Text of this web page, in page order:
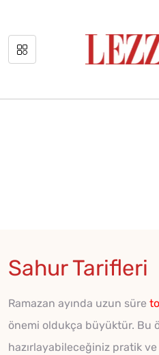
Sahur Tarifleri
Ramazan ayında uzun süre
önemi oldukça büyüktür. Bu
hazırlayabileceğiniz pratik